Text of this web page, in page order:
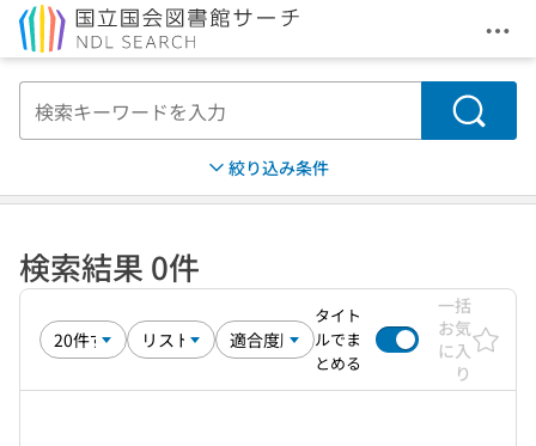
メ
検索
絞り込み条件
検索結果 0件
タイト
ルでま
とめる
一括
お気
に入
り